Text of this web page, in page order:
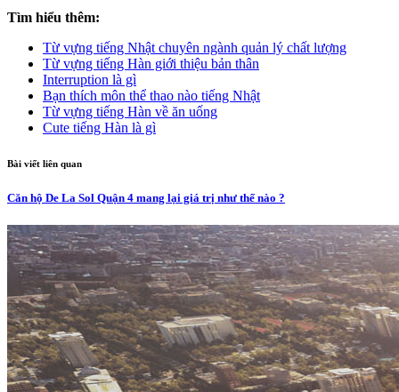
Tìm hiểu thêm:
Từ vựng tiếng Nhật chuyên ngành quản lý chất lượng
Từ vựng tiếng Hàn giới thiệu bản thân
Interruption là gì
Bạn thích môn thể thao nào tiếng Nhật
Từ vựng tiếng Hàn về ăn uống
Cute tiếng Hàn là gì
Bài viết liên quan
Căn hộ De La Sol Quận 4 mang lại giá trị như thế nào ?